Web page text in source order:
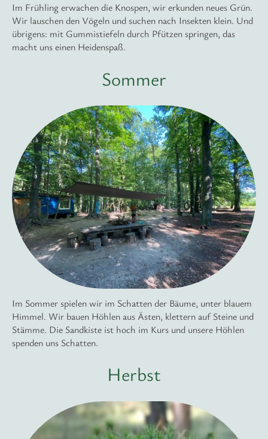
Im Frühling erwachen die Knospen, wir erkunden neues Grün.
Wir lauschen den Vögeln und suchen nach Insekten klein. Und
übrigens: mit Gummistiefeln durch Pfützen springen, das
macht uns einen Heidenspaß.
Sommer
Im Sommer spielen wir im Schatten der Bäume, unter blauem
Himmel. Wir bauen Höhlen aus Ästen, klettern auf Steine und
Stämme. Die Sandkiste ist hoch im Kurs und unsere Höhlen
spenden uns Schatten.
Herbst